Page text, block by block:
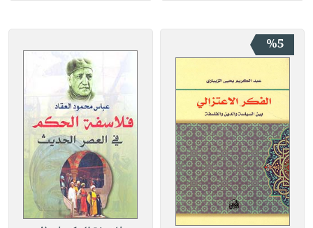
%5